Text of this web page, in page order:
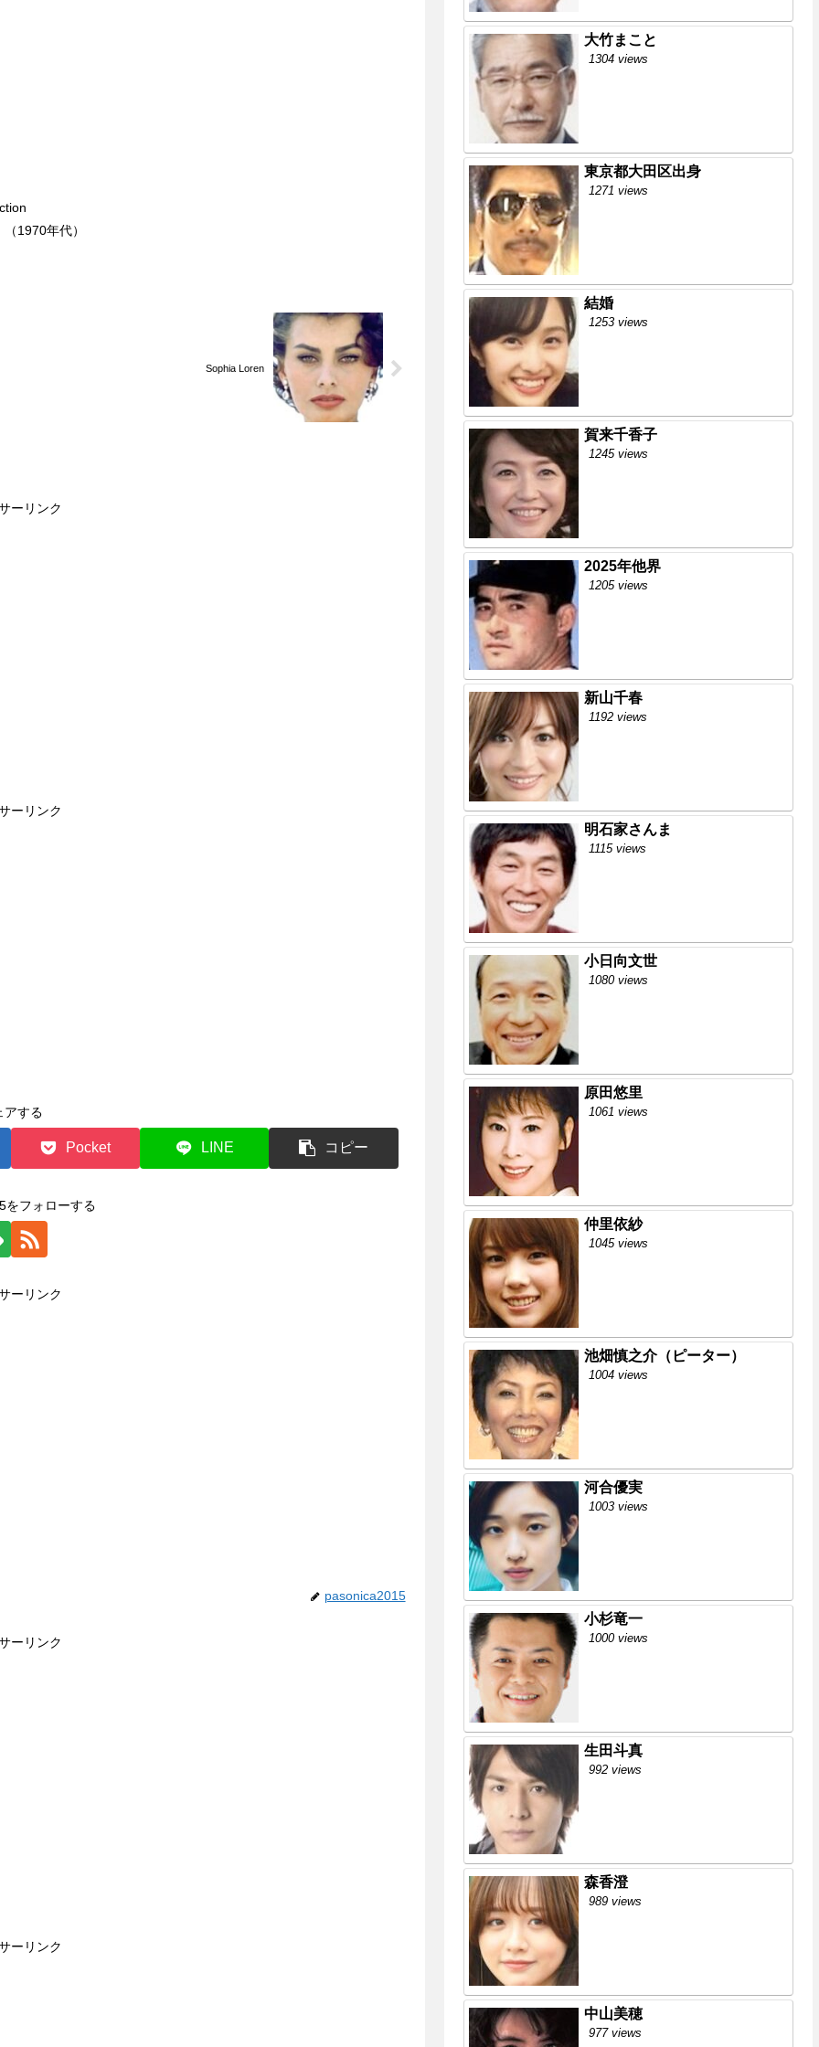
1970年代）
Sophia Loren
ーリンク
ーリンク
アする
Pocket LINE コピー
をフォローする
ーリンク
pasonica2015
ーリンク
ーリンク
大竹まこと
1304 views
東京都大田区出身
1271 views
結婚
1253 views
賀来千香子
1245 views
2025年他界
1205 views
新山千春
1192 views
明石家さんま
1115 views
小日向文世
1080 views
原田悠里
1061 views
仲里依紗
1045 views
池畑慎之介（ピーター）
1004 views
河合優実
1003 views
小杉竜一
1000 views
生田斗真
992 views
森香澄
989 views
中山美穂
977 views